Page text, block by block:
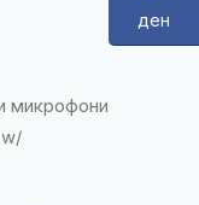
микрофони
ден